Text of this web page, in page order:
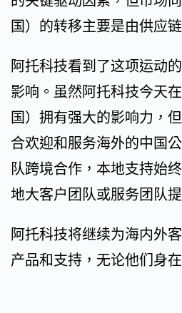
国）的转移主要是由供应
阿托科技看到了这项运动
影响。虽然阿托科技今天
国）拥有强大的影响力，
合欢迎和服务海外的中国
队跨境合作，本地支持始
地大客户团队或服务团队提
阿托科技将继续为海内外
产品和支持，无论他们身在